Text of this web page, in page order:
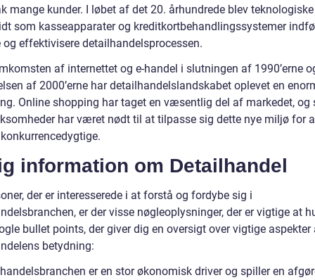
mange kunder. I løbet af det 20. århundrede blev teknologiske
som kasseapparater og kreditkortbehandlingssystemer
og effektivisere detailhandelsprocessen.
af internettet og e-handel i slutningen af 1990’erne
af 2000’erne har detailhandelslandskabet oplevet en
Online shopping har taget en væsentlig del af markedet, og
har været nødt til at tilpasse sig dette nye miljø for
information om Detailhandel
der er interesserede i at forstå og fordybe sig i
er der visse nøgleoplysninger, der er vigtige at
bullet points, der giver dig en oversigt over vigtige aspekter
betydning:
er en stor økonomisk driver og spiller en